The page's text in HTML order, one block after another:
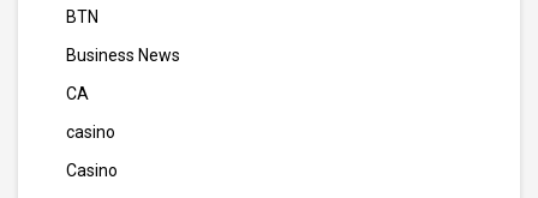
BTN
Business News
CA
casino
Casino